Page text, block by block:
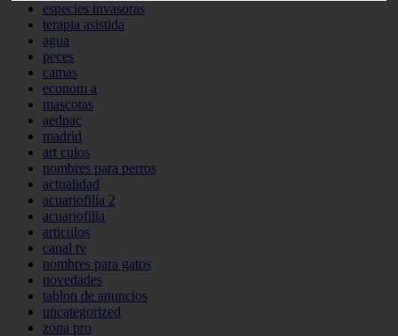
especies invasoras
terapia asistida
agua
peces
camas
econom a
mascotas
aedpac
madrid
art culos
nombres para perros
actualidad
acuariofilia 2
acuariofilia
articulos
canal tv
nombres para gatos
novedades
tablon de anuncios
uncategorized
zona pro